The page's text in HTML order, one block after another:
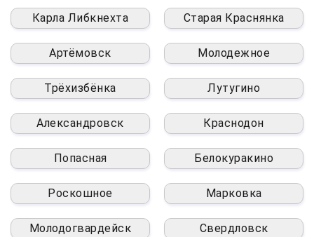
Карла Либкнехта Старая Краснянка
Артёмовск Молодежное
Трёхизбёнка Лутугино
Александровск Краснодон
Попасная Белокуракино
Роскошное Марковка
Молодогвардейск Свердловск